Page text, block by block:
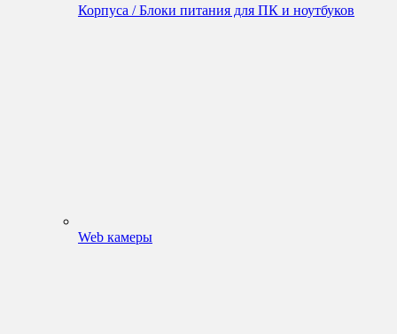
Корпуса / Блоки питания для ПК и ноутбуков
Web камеры